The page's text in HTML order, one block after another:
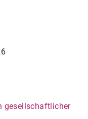
gesellschaftlicher